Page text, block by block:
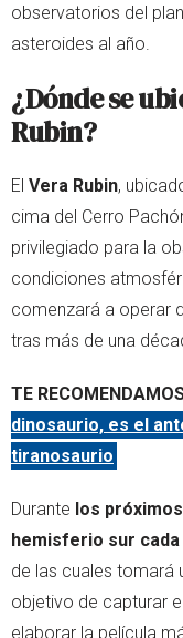
observatorios del
asteroides al año.
¿Dónde se
Rubin?
El Vera Rubin,
cima del Cerro
privilegiado para la
condiciones
comenzará a operar
tras más de una
TE
dinosaurio, es el
tiranosaurio
Durante los
hemisferio sur
de las cuales tomará
objetivo de capturar
elaborar la película